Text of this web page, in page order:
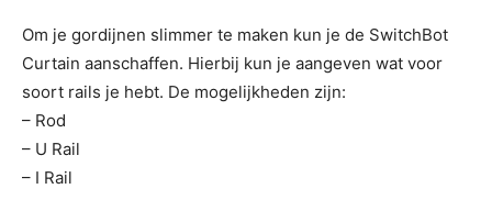
Om je gordijnen slimmer te maken kun je de SwitchBot
Curtain aanschaffen. Hierbij kun je aangeven wat voor
soort rails je hebt. De mogelijkheden zijn:
– Rod
– U Rail
– I Rail